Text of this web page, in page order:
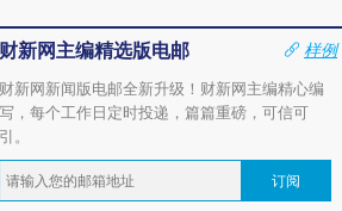
财新网主编精选版电邮
样例
财新网新闻版电邮全新升级！财新网主编精心编
写，每个工作日定时投递，篇篇重磅，可信可
引。
订阅